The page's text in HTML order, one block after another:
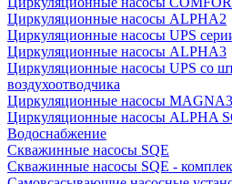
Циркуляционные насосы ALPHA2
Циркуляционные насосы UPS
Циркуляционные насосы ALPHA3
Циркуляционные насосы UPS со
воздухоотводчика
Циркуляционные насосы MAGNA3
Циркуляционные насосы ALPHA
Водоснабжение
Скважинные насосы SQE
Скважинные насосы SQE -